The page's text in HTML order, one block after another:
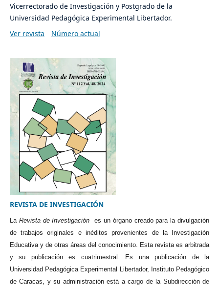
Vicerrectorado de Investigación y Postgrado de la
Universidad Pedagógica Experimental Libertador.
Ver revista
Número actual
REVISTA DE INVESTIGACIÓN
La Revista de Investigación es un órgano creado para la divulgación
de trabajos originales e inéditos provenientes de la Investigación
Educativa y de otras áreas del conocimiento. Esta revista es arbitrada
y su publicación es cuatrimestral. Es una publicación de la
Universidad Pedagógica Experimental Libertador, Instituto Pedagógico
de Caracas, y su administración está a cargo de la Subdirección de